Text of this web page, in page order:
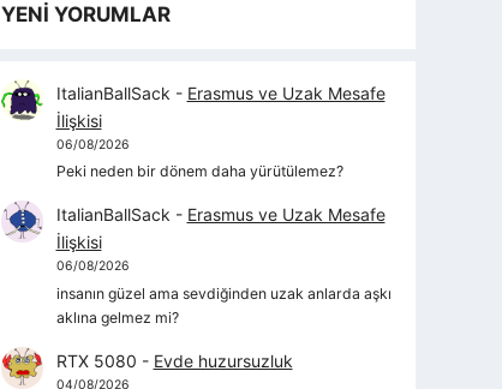
YENİ YORUMLAR
ItalianBallSack - Erasmus ve Uzak Mesafe
İlişkisi
06/08/2026
Peki neden bir dönem daha yürütülemez?
ItalianBallSack - Erasmus ve Uzak Mesafe
İlişkisi
06/08/2026
insanın güzel ama sevdiğinden uzak anlarda aşkı
aklına gelmez mi?
RTX 5080 - Evde huzursuzluk
04/08/2026